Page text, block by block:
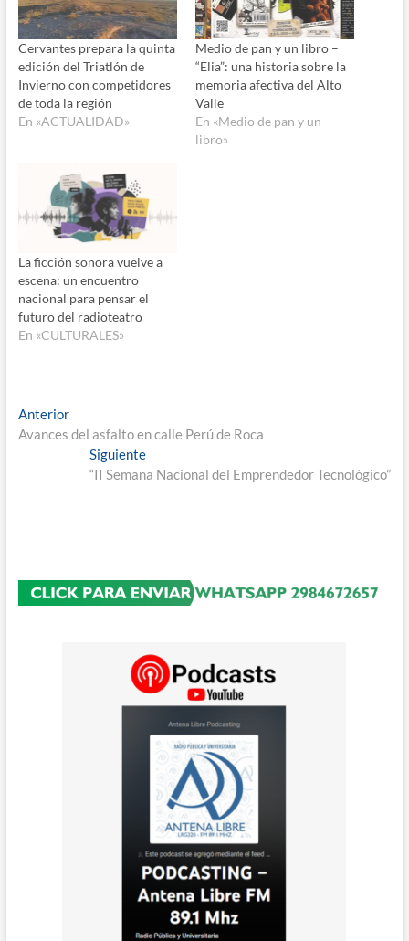
Cervantes prepara la quinta
edición del Triatlón de
Invierno con competidores
de toda la región
En «ACTUALIDAD»
Medio de pan y un libro –
“Elia”: una historia sobre la
memoria afectiva del Alto
Valle
En «Medio de pan y un
libro»
La ficción sonora vuelve a
escena: un encuentro
nacional para pensar el
futuro del radioteatro
En «CULTURALES»
Navegación
de
entradas
AnteriorEntrada
anterior:
Avances del asfalto en calle Perú de Roca
SiguienteEntrada
siguiente:
“II Semana Nacional del Emprendedor Tecnológico”